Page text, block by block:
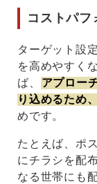
コストパフ
ターゲット設
を高めやすく
ば、
アプロー
り込めるため
めです。
たとえば、ポ
にチラシを配
なる世帯にも